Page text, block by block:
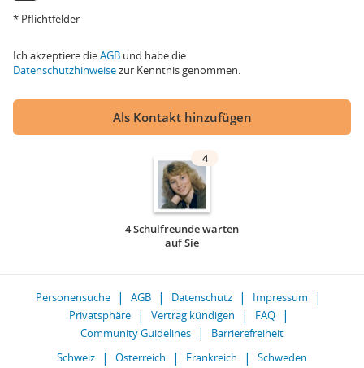
* Pflichtfelder
Ich akzeptiere dieAGB und habe die
Datenschutzhinweisezur Kenntnis genommen.
Als Kontakt hinzufügen
4
4 Schulfreunde warten
auf Sie
Personensuche AGB Datenschutz
Impressum
Privatsphäre
Vertrag kündigen
FAQ
Community Guidelines
Barrierefreiheit
Schweiz
Österreich Frankreich Schweden